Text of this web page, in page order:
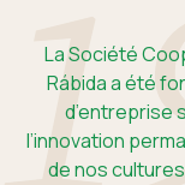
La Société
Rábida a été
d’entreprise
l’innovation
de nos